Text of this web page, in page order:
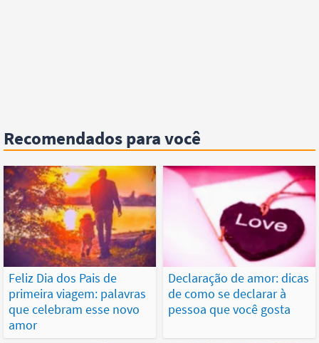
Recomendados para você
Feliz Dia dos Pais de
primeira viagem: palavras
que celebram esse novo
amor
Declaração de amor: dicas
de como se declarar à
pessoa que você gosta